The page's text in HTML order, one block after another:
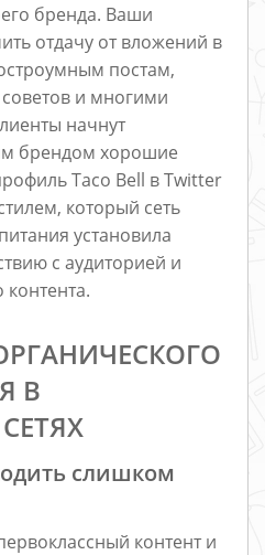
бренда. Ваши
отдачу от вложений в
постам,
и многими
начнут
брендом хорошие
Taco Bell в Twitter
который сеть
установила
с аудиторией и
В
слишком
контент и